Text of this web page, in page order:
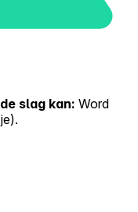
slag kan: Word